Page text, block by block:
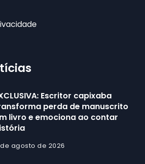
Escritor capixaba
perda de manuscrito
livro e emociona ao contar
agosto de 2026